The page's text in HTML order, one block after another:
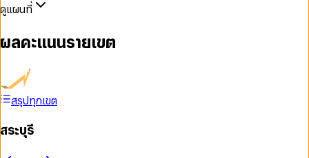
ดูแผนที่
ผลคะแนนรายเขต
สรุปทุกเขต
สระบุรี